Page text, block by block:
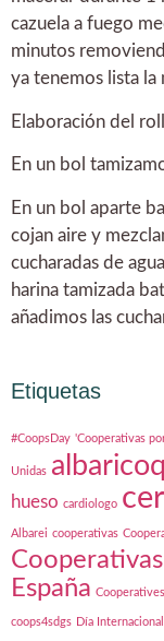
cazuela a fuego
minutos
ya tenemos lista la
Elaboración del
En un bol
En un bol aparte
cojan aire y
cucharadas de
harina tamizada
añadimos las
Etiquetas
#CoopsDay 'Cooperativas
Unidas
hueso cardiologo
Albarei cooperativas
España
coops4sdgs Día